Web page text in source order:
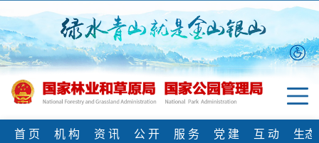
首 页 机 构 资 讯 公 开 服 务 党 建 互 动
生